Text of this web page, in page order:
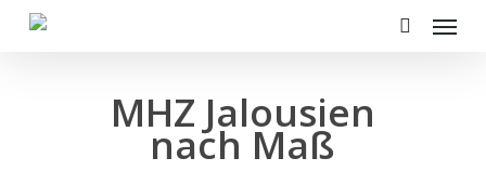
MHZ Jalousien
nach Maß